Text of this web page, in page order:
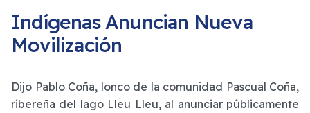
Indígenas Anuncian Nueva
Movilización
Dijo Pablo Coña, lonco de la comunidad Pascual Coña,
ribereña del lago Lleu Lleu, al anunciar públicamente